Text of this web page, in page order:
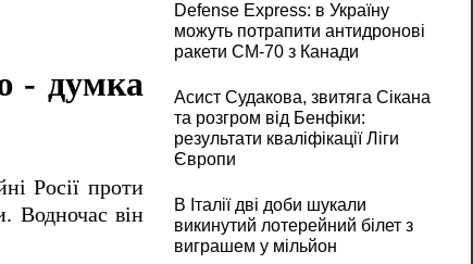
- думка
Росії проти
Водночас він
Defense Express: в Україну
можуть потрапити антидронові
ракети CM-70 з Канади
Асист Судакова, звитяга Сікана
та розгром від Бенфіки:
результати кваліфікації Ліги
Європи
В Італії дві доби шукали
викинутий лотерейний білет з
виграшем у мільйон